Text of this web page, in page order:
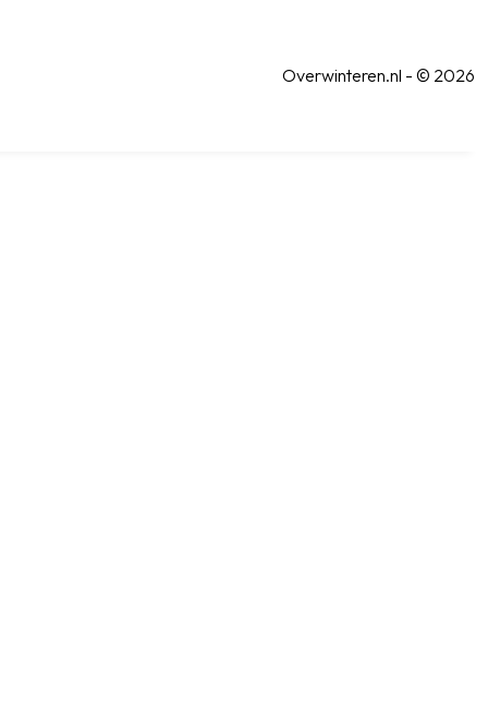
Overwinteren.nl - © 2026